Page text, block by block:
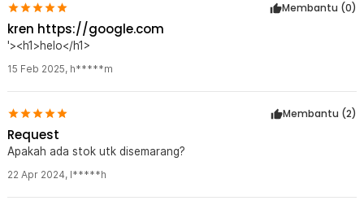
Membantu (0)
kren https://google.com
'><h1>helo</h1>
15 Feb 2025, h*****m
Membantu (2)
Request
Apakah ada stok utk disemarang?
22 Apr 2024, l*****h